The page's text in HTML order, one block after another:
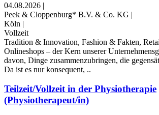
04.08.2026 |
Peek & Cloppenburg* B.V. & Co. KG |
Köln |
Vollzeit
Tradition & Innovation, Fashion & Fakten,
Onlineshops – der Kern unserer
davon, Dinge zusammenzubringen, die
Da ist es nur konsequent, ..
Teilzeit/Vollzeit in der Physiotherapie
(Physiotherapeut/in)